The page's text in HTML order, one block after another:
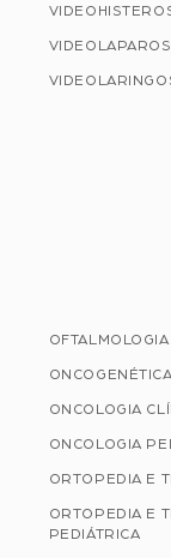
OFTALMOLOGIA
ONCOGENÉTICA
ONCOLOGIA
ONCOLOGIA
ORTOPEDIA E
ORTOPEDIA E
PEDIÁTRICA